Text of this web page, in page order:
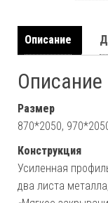
Описание
Описание
Размер
870*2050,
Конструкция
Усиленная
два листа